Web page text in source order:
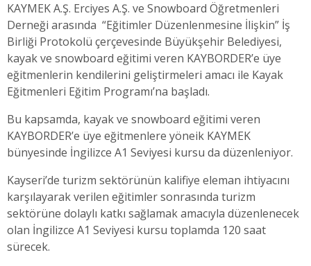
KAYMEK A.Ş. Erciyes A.Ş. ve Snowboard Öğretmenleri
Derneği arasında “Eğitimler Düzenlenmesine İlişkin” İş
Birliği Protokolü çerçevesinde Büyükşehir Belediyesi,
kayak ve snowboard eğitimi veren KAYBORDER’e üye
eğitmenlerin kendilerini geliştirmeleri amacı ile Kayak
Eğitmenleri Eğitim Programı’na başladı.
Bu kapsamda, kayak ve snowboard eğitimi veren
KAYBORDER’e üye eğitmenlere yöneik KAYMEK
bünyesinde İngilizce A1 Seviyesi kursu da düzenleniyor.
Kayseri’de turizm sektörünün kalifiye eleman ihtiyacını
karşılayarak verilen eğitimler sonrasında turizm
sektörüne dolaylı katkı sağlamak amacıyla düzenlenecek
olan İngilizce A1 Seviyesi kursu toplamda 120 saat
sürecek.